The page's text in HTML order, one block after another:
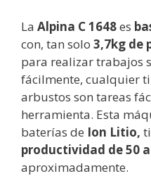
La Alpina C 1648es
con, tan solo 3,7kg de
para realizar trabajos
fácilmente, cualquier
arbustos son tareas
herramienta. Esta
baterías de Ion Litio,
productividad de 50
aproximadamente.